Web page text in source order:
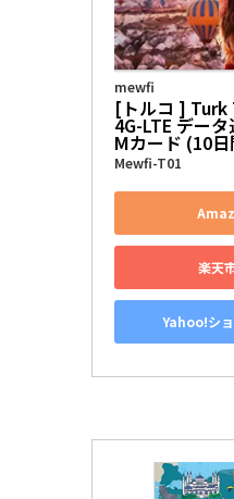
mewfi
[トルコ ]
4G-LTE デー
Mカード (10
Mewfi-T01
楽天
Yahoo!シ